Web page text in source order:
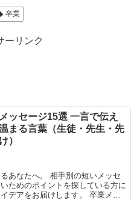
卒業
ーリンク
ッセージ15選 一言で伝え
まる言葉（生徒・先生・先
）
あなたへ。 相手別の短いメッセ
ためのポイントを探している方に
デアをお届けします。 卒業メッ